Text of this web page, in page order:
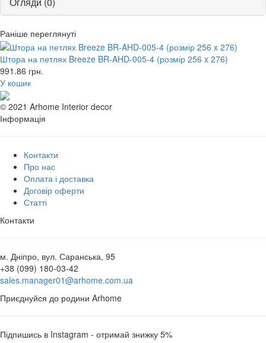
Раніше переглянуті
Штора на петлях Breeze BR-AHD-005-4 (розмір 256 x 276)
991.86 грн.
У кошик
© 2021 Arhome Interior decor
Інформація
Контакти
Про нас
Оплата і доставка
Договір оферти
Статті
Контакти
м. Дніпро, вул. Саранська, 95
+38 (099) 180-03-42
sales.manager01@arhome.com.ua
Приєднуйся до родини Arhome
Підпишись в Instagram - отримай знижку 5%